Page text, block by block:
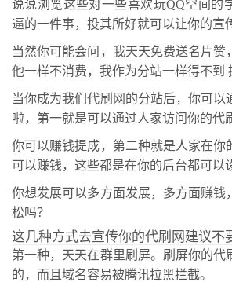
说说浏览这些对一些喜欢玩QQ空间的
逼的一件事，投其所好就可以让你的宣
当然你可能会问，我天天免费送名片赞
他一样不消费，我作为分站一样得不到
当你成为我们代刷网的分站后，你可以
啦，第一就是可以通过人家访问你的代
你可以赚钱提成，第二种就是人家在你
可以赚钱，这些都是在你的后台都可以
你想发展可以多方面发展，多方面赚钱
松吗？
这几种方式去宣传你的代刷网建议不
第一种，天天在群里刷屏。刷屏你的代
的，而且域名容易被腾讯拉黑拦截。